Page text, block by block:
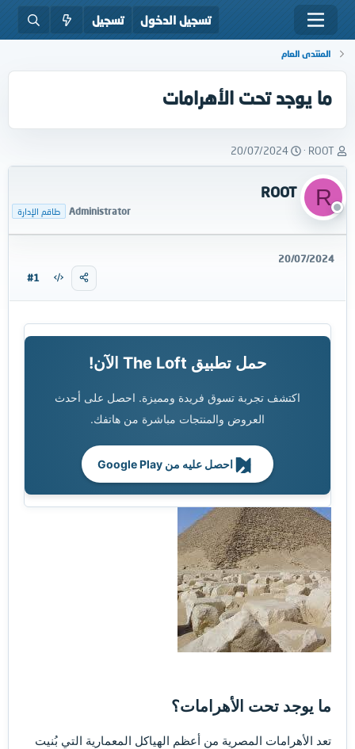
تسجيل الدخول تسجيل
المنتدى العام
ما يوجد تحت الأهرامات
ب
ا
د
ئ
ا
ل
م
ض
ROOT
ت
ا
ي
ل
د
20/07/2024
R
ROOT
Administrator طاقم الإدارة
20/07/2024
#1
حمل تطبيق The Loft الآن!
اكتشف تجربة تسوق فريدة ومميزة. احصل على أحدث
العروض والمنتجات مباشرة من هاتفك.
احصل عليه من Google Play
ما يوجد تحت الأهرامات؟​
تعد الأهرامات المصرية من أعظم الهياكل المعمارية التي بُنيت